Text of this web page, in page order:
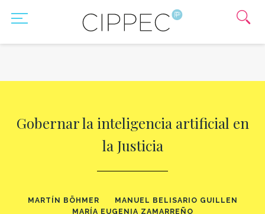
Gobernar la inteligencia artificial en
la Justicia
MARTÍN BÖHMER
MANUEL BELISARIO GUILLEN
MARÍA EUGENIA ZAMARREÑO